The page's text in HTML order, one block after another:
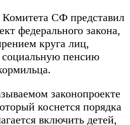
Комитета СФ представил
федерального закона,
круга лиц,
пенсию
законопроекте
коснется порядка
включить детей,